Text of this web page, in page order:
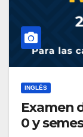
INGLÉS
Examen
0 y